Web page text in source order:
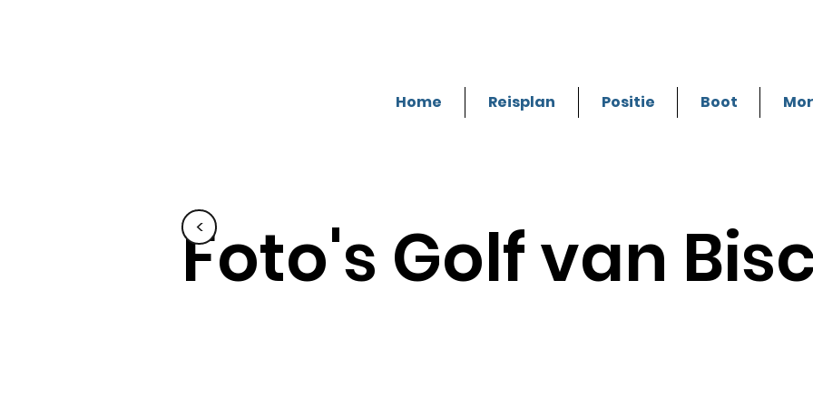
Home Reisplan Positie Boot
Foto's Golf van
<